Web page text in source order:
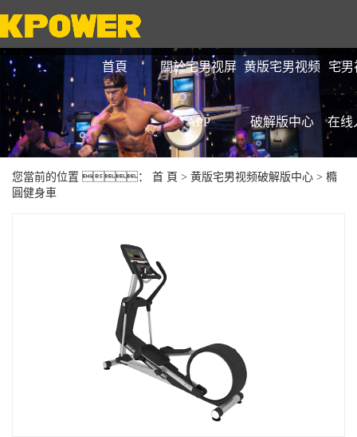
首頁 關於宅男视屏
APP
黄版宅男视频
破解版中心
宅男
在线
您當前的位置 ： 首 頁 > 黄版宅男视频破解版中心 > 橢
圓健身車